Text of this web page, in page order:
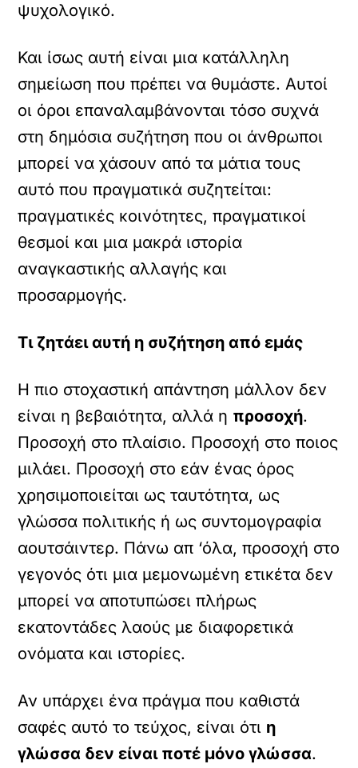
ψυχολογικό.
Και ίσως αυτή είναι μια κατάλληλη
σημείωση που πρέπει να θυμάστε. Αυτοί
οι όροι επαναλαμβάνονται τόσο συχνά
στη δημόσια συζήτηση που οι άνθρωποι
μπορεί να χάσουν από τα μάτια τους
αυτό που πραγματικά συζητείται:
πραγματικές κοινότητες, πραγματικοί
θεσμοί και μια μακρά ιστορία
αναγκαστικής αλλαγής και
προσαρμογής.
Τι ζητάει αυτή η συζήτηση από εμάς
Η πιο στοχαστική απάντηση μάλλον δεν
είναι η βεβαιότητα, αλλά η προσοχή.
Προσοχή στο πλαίσιο. Προσοχή στο ποιος
μιλάει. Προσοχή στο εάν ένας όρος
χρησιμοποιείται ως ταυτότητα, ως
γλώσσα πολιτικής ή ως συντομογραφία
αουτσάιντερ. Πάνω απ ‘όλα, προσοχή στο
γεγονός ότι μια μεμονωμένη ετικέτα δεν
μπορεί να αποτυπώσει πλήρως
εκατοντάδες λαούς με διαφορετικά
ονόματα και ιστορίες.
Αν υπάρχει ένα πράγμα που καθιστά
σαφές αυτό το τεύχος, είναι ότι η
γλώσσα δεν είναι ποτέ μόνο γλώσσα.